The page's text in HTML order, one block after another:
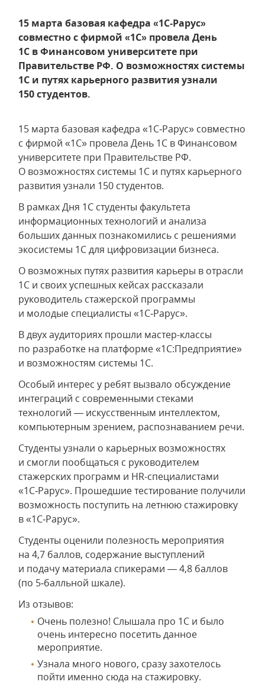
15 марта базовая кафедра «1С‑Рарус»
совместно с фирмой «1С» провела День
1С в Финансовом университете при
Правительстве РФ. О возможностях системы
1С и путях карьерного развития узнали
150 студентов.
15 марта базовая кафедра «1С‑Рарус» совместно
с фирмой «1С» провела День 1С в Финансовом
университете при Правительстве РФ.
О возможностях системы 1С и путях карьерного
развития узнали 150 студентов.
В рамках Дня 1С студенты факультета
информационных технологий и анализа
больших данных познакомились с решениями
экосистемы 1С для цифровизации бизнеса.
О возможных путях развития карьеры в отрасли
1С и своих успешных кейсах рассказали
руководитель стажерской программы
и молодые специалисты «1С‑Рарус».
В двух аудиториях прошли мастер-классы
по разработке на платформе «1С:Предприятие»
и возможностям системы 1С.
Особый интерес у ребят вызвало обсуждение
интеграций с современными стеками
технологий — искусственным интеллектом,
компьютерным зрением, распознаванием речи.
Студенты узнали о карьерных возможностях
и смогли пообщаться с руководителем
стажерских программ и HR-специалистами
«1С‑Рарус». Прошедшие тестирование получили
возможность поступить на летнюю стажировку
в «1С‑Рарус».
Студенты оценили полезность мероприятия
на 4,7 баллов, содержание выступлений
и подачу материала спикерами — 4,8 баллов
(по 5‑балльной шкале).
Из отзывов:
Очень полезно! Слышала про 1С и было
очень интересно посетить данное
мероприятие.
Узнала много нового, сразу захотелось
пойти именно сюда на стажировку.